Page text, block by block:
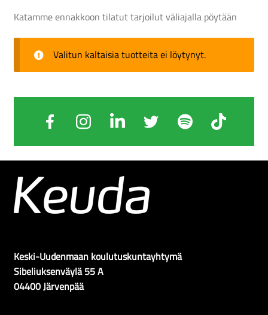
Katamme ennakkoon tilatut tarjoilut väliajalla pöytään
Valitun kaltaisia tuotteita ei löytynyt.
Keski-Uudenmaan koulutuskuntayhtymä
Sibeliuksenväylä 55 A
04400 Järvenpää